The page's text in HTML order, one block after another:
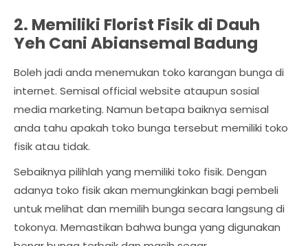
2. Memiliki Florist Fisik di Dauh
Yeh Cani Abiansemal Badung
Boleh jadi anda menemukan toko karangan bunga di
internet. Semisal official website ataupun sosial
media marketing. Namun betapa baiknya semisal
anda tahu apakah toko bunga tersebut memiliki toko
fisik atau tidak.
Sebaiknya pilihlah yang memiliki toko fisik. Dengan
adanya toko fisik akan memungkinkan bagi pembeli
untuk melihat dan memilih bunga secara langsung di
tokonya. Memastikan bahwa bunga yang digunakan